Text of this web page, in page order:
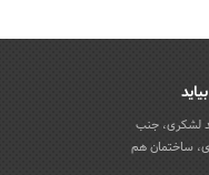
لشکری، جنب
ساختمان هم